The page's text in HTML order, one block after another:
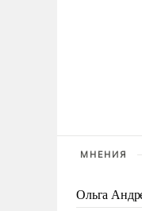
МНЕНИЯ
Ольга